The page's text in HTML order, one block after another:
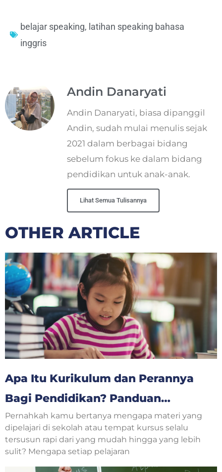
belajar speaking, latihan speaking bahasa
inggris
Andin Danaryati
Andin Danaryati, biasa dipanggil
Andin, sudah mulai menulis sejak
2021 dalam berbagai bidang
sebelum fokus ke dalam bidang
pendidikan untuk anak-anak.
Lihat Semua Tulisannya
OTHER ARTICLE
Apa Itu Kurikulum dan Perannya
Bagi Pendidikan? Panduan
Lengkap untuk Orang Tua dan
Anak
Pernahkah kamu bertanya mengapa materi yang
dipelajari di sekolah atau tempat kursus selalu
tersusun rapi dari yang mudah hingga yang lebih
sulit? Mengapa setiap pelajaran